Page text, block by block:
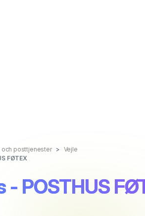
och posttjenester
Vejle
FØTEX
- POSTHUS